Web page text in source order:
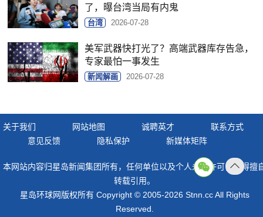
了，曝台湾当局有内鬼
台湾 2026-07-28
美军武器快打光了？高端武器库存告急，
专家最怕一事发生
新闻解画 2026-07-28
关于我们 网站地图 诚聘英才
联系方式
意见反馈
隐私保护 新媒体矩阵
本网站内容归星岛新闻集团所有，任何单位以及个人未经许可，不得擅
转载引用。
星岛环球网版权所有 Copyright © 2005-2026 Stnn.cc All Rights
Reserved.
顶部